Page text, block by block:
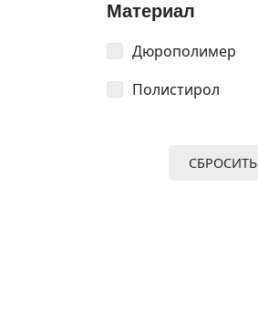
Материал
Дюрополимер
Полистирол
СБРОСИТЬ